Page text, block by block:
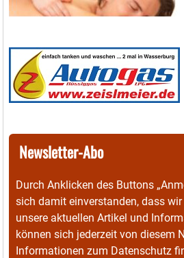
Newsletter-Abo
Durch Anklicken des Buttons
sich damit einverstanden, dass
unsere aktuellen Artikel und
können sich jederzeit von diesem
Informationen zum Datenschutz